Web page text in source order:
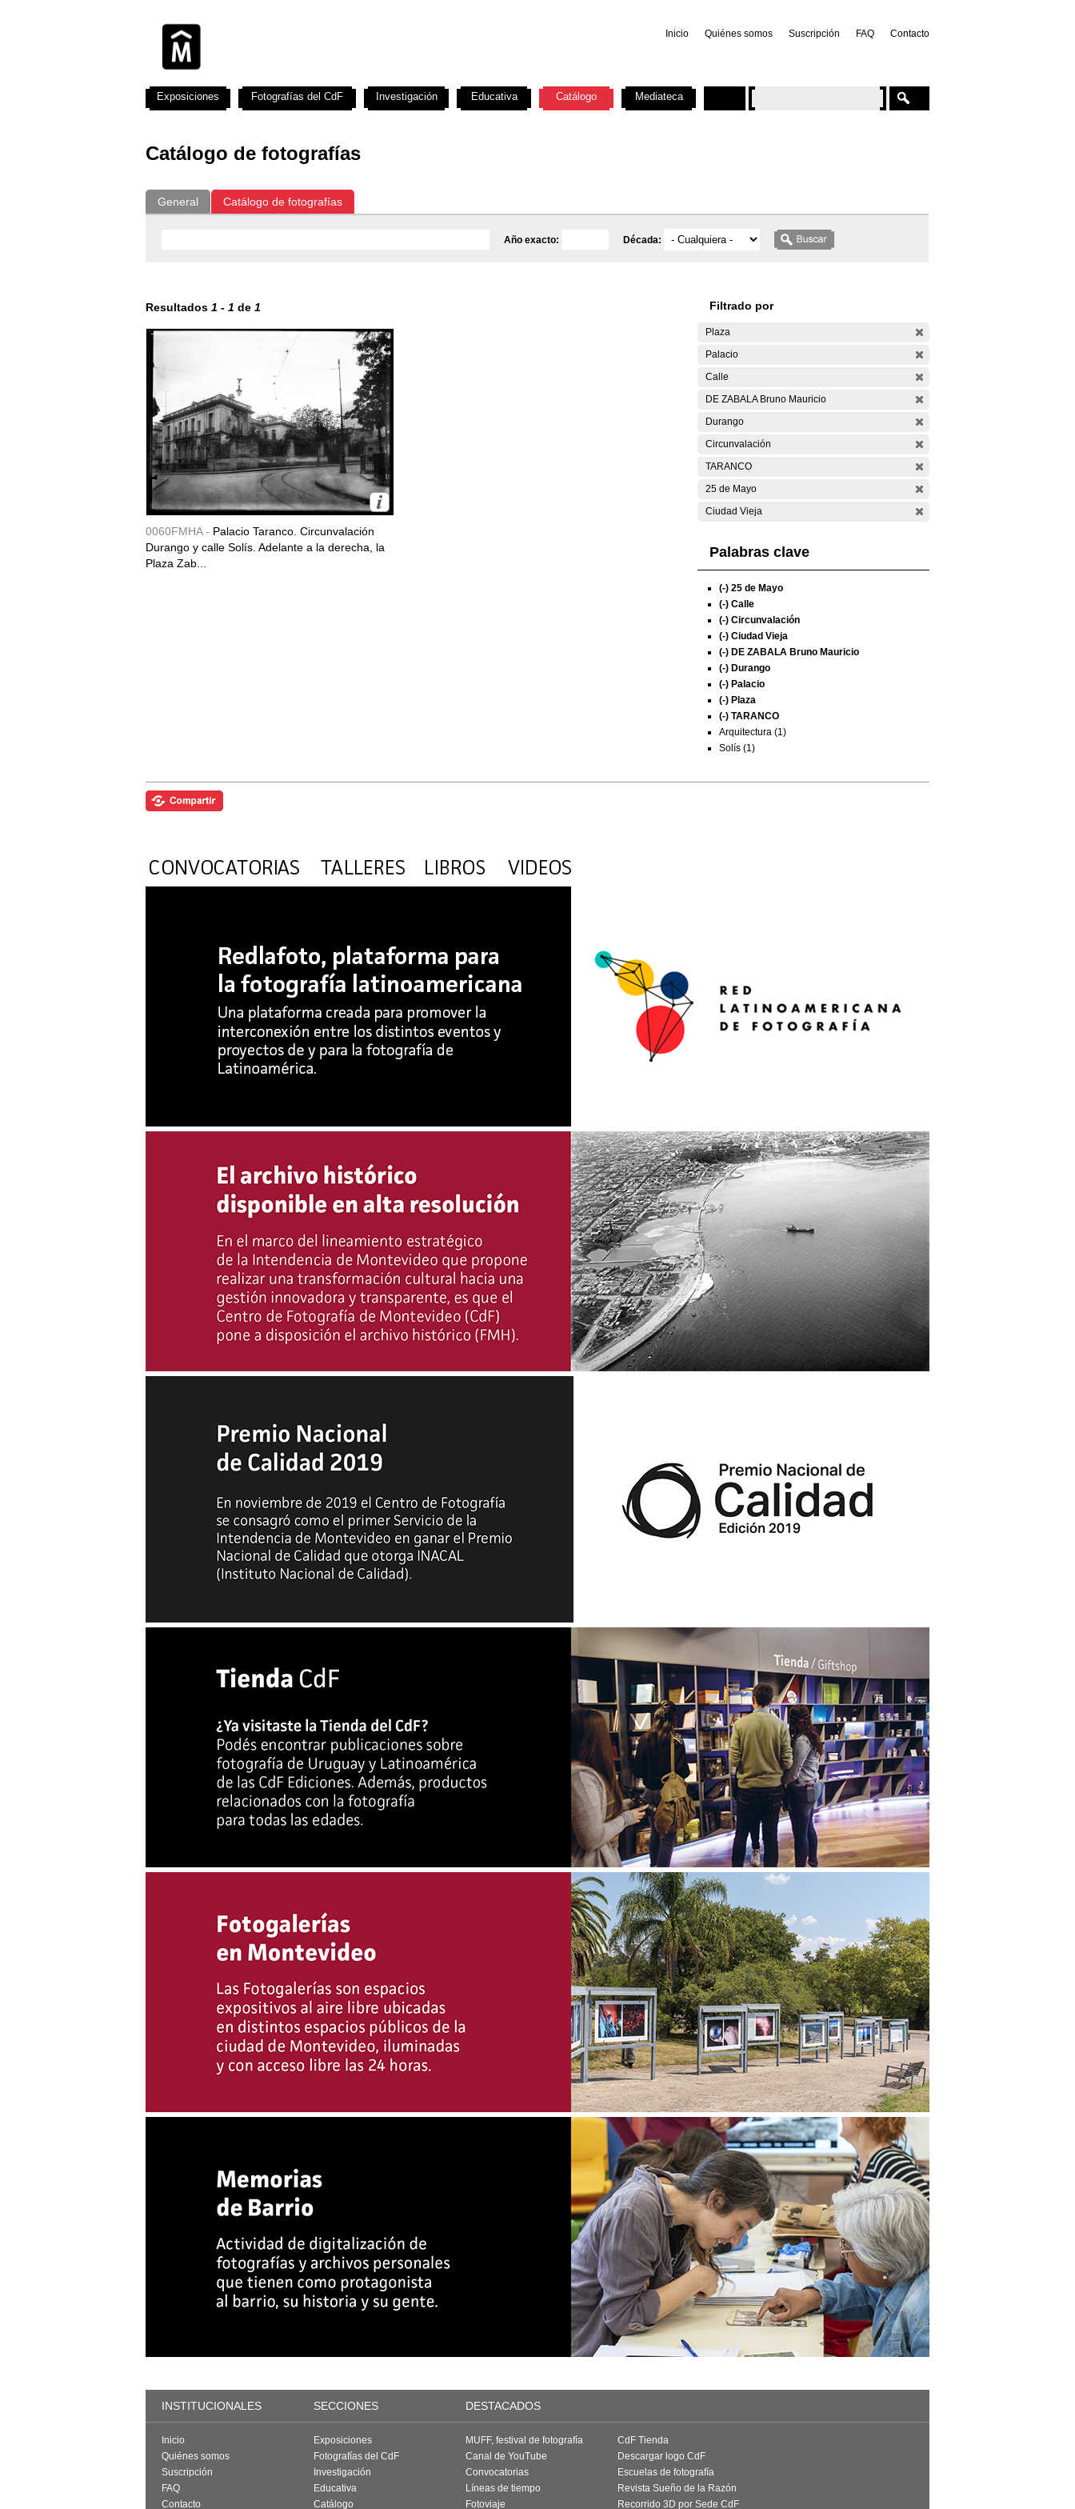
Inicio Quiénes somos Suscripción FAQ Contacto
Catálogo de fotografías
General Catálogo de fotografías
Año exacto: Década:
Resultados 1 - 1 de 1
0060FMHA - Palacio Taranco. Circunvalación
Durango y calle Solís. Adelante a la derecha, la
Plaza Zab...
Filtrado por
Plaza
Palacio
Calle
DE ZABALA Bruno Mauricio
Durango
Circunvalación
TARANCO
25 de Mayo
Ciudad Vieja
Palabras clave
(-) 25 de Mayo
(-) Calle
(-) Circunvalación
(-) Ciudad Vieja
(-) DE ZABALA Bruno Mauricio
(-) Durango
(-) Palacio
(-) Plaza
(-) TARANCO
Arquitectura (1)
Solís (1)
Exposiciones Fotografías del CdF Investigación Educativa Catálogo Mediateca
INSTITUCIONALES SECCIONES DESTACADOS
Inicio
Quiénes somos
Suscripción
FAQ
Contacto
Exposiciones
Fotografías del CdF
Investigación
Educativa
Catálogo
MUFF, festival de fotografía
Canal de YouTube
Convocatorias
Líneas de tiempo
Fotoviaje
CdF Tienda
Descargar logo CdF
Escuelas de fotografía
Revista Sueño de la Razón
Recorrido 3D por Sede CdF